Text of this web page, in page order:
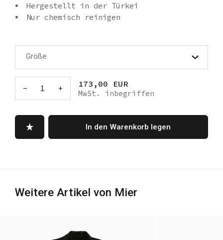
Hergestellt in der Türkei
Nur chemisch reinigen
Größe
- 1 + 173,00 EUR
MwSt. inbegriffen
In den Warenkorb legen
Weitere Artikel von Mier